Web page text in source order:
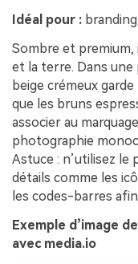
Idéal pour :
Sombre et premium,
et la terre. Dans une
beige crémeux
que les bruns
associer au
photographie
Astuce : n’utilisez
détails comme les
les codes-barres
Exemple d’image
avec media.io